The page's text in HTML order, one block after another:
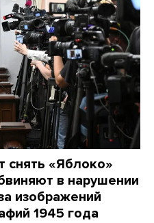
снять «Яблоко»
в нарушении
изображений
1945 года